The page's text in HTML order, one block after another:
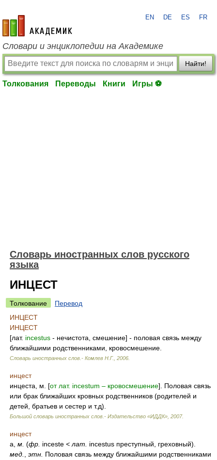
academic.ru
EN DE ES FR
Словари и энциклопедии на Академике
Найти!
Толкования Переводы Книги Игры ⚽
Словарь иностранных слов русского
языка
ИНЦЕСТ
Толкование
Перевод
ИНЦЕСТ
ИНЦЕСТ
[лат. incestus - нечистота, смешение] - половая связь между
ближайшими родственниками, кровосмешение.
Словарь иностранных слов.- Комлев Н.Г. 2006
инцест
инцеста, м. [от лат. incestum – кровосмешение]. Половая связь
или брак ближайших кровных родственников (родителей и
детей, братьев и сестер и т.д).
Большой словарь иностранных слов.- Издательство «ИДДК» 2007.
инцест
а, м. (фр. inceste < лат.
incestus преступный, греховный).
мед.
этн. Половая связь между ближайшими родственниками